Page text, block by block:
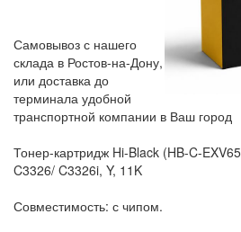
Самовывоз с нашего
склада в Ростов-на-Дону,
или доставка до
терминала удобной
транспортной компании в Ваш город
Тонер-картридж Hi-Black (HB-C-
C3326/ C3326i, Y, 11K
Совместимость: с чипом.